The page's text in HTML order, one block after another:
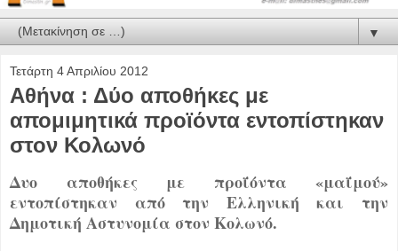
▼
Τετάρτη 4 Απριλίου 2012
Αθήνα : Δύο αποθήκες με
απομιμητικά προϊόντα εντοπίστηκαν
στον Κολωνό
Δυο αποθήκες με προΐόντα «μαΐμού»
εντοπίστηκαν από την Ελληνική και την
Δημοτική Αστυνομία στον Κολωνό.